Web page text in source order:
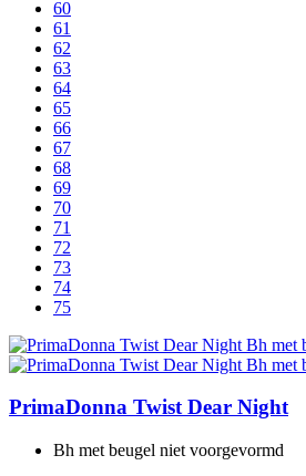
60
61
62
63
64
65
66
67
68
69
70
71
72
73
74
75
PrimaDonna TwistDear Night
Bh met beugel niet voorgevormd